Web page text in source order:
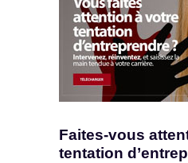
Faites-vous
tentation